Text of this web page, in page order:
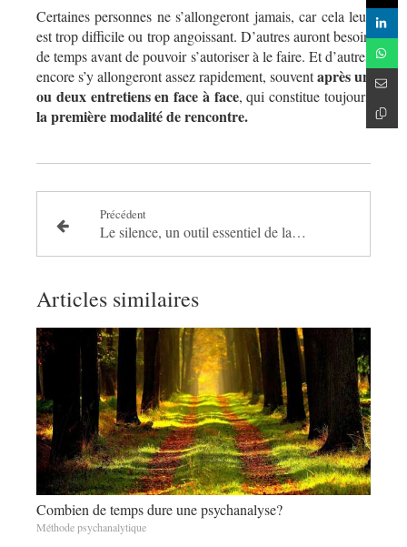
Certaines personnes ne s’allongeront jamais, car cela leur
est trop difficile ou trop angoissant. D’autres auront besoin
de temps avant de pouvoir s’autoriser à le faire. Et d’autres
encore s’y allongeront assez rapidement, souventaprès un
ou deux entretiens en face à face, qui constitue toujours
la première modalité de rencontre.
Précédent
Le silence, un outil essentiel de la psychanalyse
Articles similaires
Combien de temps dure une psychanalyse?
Méthode psychanalytique